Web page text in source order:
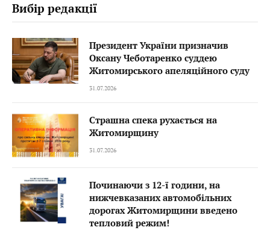
Вибір редакції
Президент України призначив
Оксану Чеботаренко суддею
Житомирського апеляційного суду
31.07.2026
Страшна спека рухається на
Житомирщину
31.07.2026
Починаючи з 12-ї години, на
нижчевказаних автомобільних
дорогах Житомирщини введено
тепловий режим!